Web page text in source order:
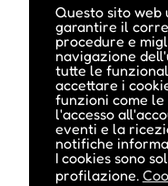
Questo sito
garantire il
procedure e
navigazione
tutte le
accettare i
funzioni come
l'accesso
eventi e la
notifiche
I cookies sono
profilazione.